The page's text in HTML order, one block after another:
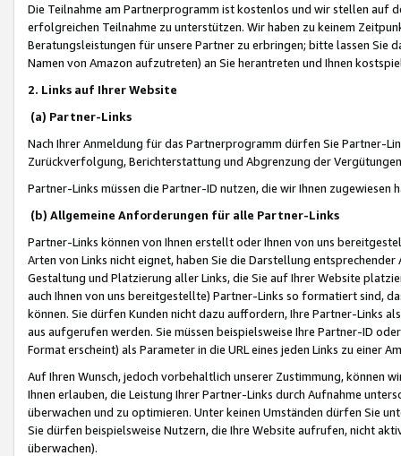
Die Teilnahme am Partnerprogramm ist kostenlos und wir stellen auf
erfolgreichen Teilnahme zu unterstützen. Wir haben zu keinem
Beratungsleistungen für unsere Partner zu erbringen; bitte lassen Sie
Namen von Amazon aufzutreten) an Sie herantreten und Ihnen
2. Links auf Ihrer Website
(a) Partner-Links
Nach Ihrer Anmeldung für das Partnerprogramm dürfen Sie Partner-
Zurückverfolgung, Berichterstattung und Abgrenzung der
Partner-Links müssen die Partner-ID nutzen, die wir Ihnen zugewiesen
(b) Allgemeine Anforderungen für alle Partner-Links
Partner-Links können von Ihnen erstellt oder Ihnen von uns
Arten von Links nicht eignet, haben Sie die Darstellung
Gestaltung und Platzierung aller Links, die Sie auf Ihrer Website
auch Ihnen von uns bereitgestellte) Partner-Links so formatiert sind,
können. Sie dürfen Kunden nicht dazu auffordern, Ihre Partner-Links
aus aufgerufen werden. Sie müssen beispielsweise Ihre Partner-ID
Format erscheint) als Parameter in die URL eines jeden Links zu einer
Auf Ihren Wunsch, jedoch vorbehaltlich unserer Zustimmung, können
Ihnen erlauben, die Leistung Ihrer Partner-Links durch Aufnahme
überwachen und zu optimieren. Unter keinen Umständen dürfen Sie
Sie dürfen beispielsweise Nutzern, die Ihre Website aufrufen, nicht
überwachen).